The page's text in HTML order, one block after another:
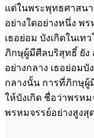
แต่ในพระพุทธศาสน
อย่างใดอย่างหนึ่ง พร
เธอย่อม บังเกิดในเ
ภิกษุผู้มีศีลบริสุทธิ์ ยัง
อย่างกลาง เธอย่อม
กลางนั้น การที่ภิกษุผู้
ให้บังเกิด ชื่อว่าพรห
พรหมจรรย์อย่างสูงสุ